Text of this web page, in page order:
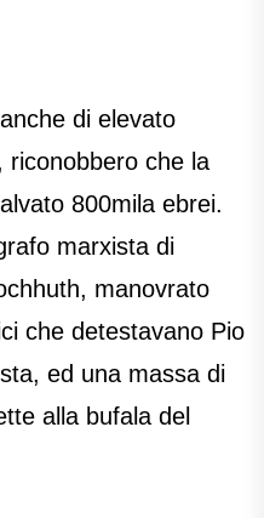
di elevato
riconobbero che la
800mila ebrei.
marxista di
manovrato
che detestavano Pio
ed una massa di
alla bufala del